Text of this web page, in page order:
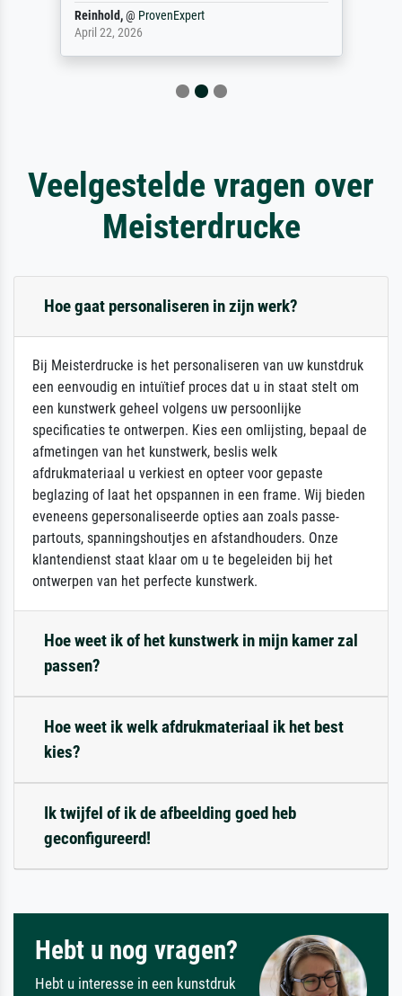
Reinhold,@ ProvenExpert
April 22, 2026
Veelgestelde vragen over
Meisterdrucke
Hoe gaat personaliseren in zijn werk?
Bij Meisterdrucke is het personaliseren van uw kunstdruk
een eenvoudig en intuïtief proces dat u in staat stelt om
een kunstwerk geheel volgens uw persoonlijke
specificaties te ontwerpen. Kies een omlijsting, bepaal de
afmetingen van het kunstwerk, beslis welk
afdrukmateriaal u verkiest en opteer voor gepaste
beglazing of laat het opspannen in een frame. Wij bieden
eveneens gepersonaliseerde opties aan zoals passe-
partouts, spanningshoutjes en afstandhouders. Onze
klantendienst staat klaar om u te begeleiden bij het
ontwerpen van het perfecte kunstwerk.
Hoe weet ik of het kunstwerk in mijn kamer zal
passen?
Hoe weet ik welk afdrukmateriaal ik het best
kies?
Ik twijfel of ik de afbeelding goed heb
geconfigureerd!
Hebt u nog vragen?
Hebt u interesse in een kunstdruk